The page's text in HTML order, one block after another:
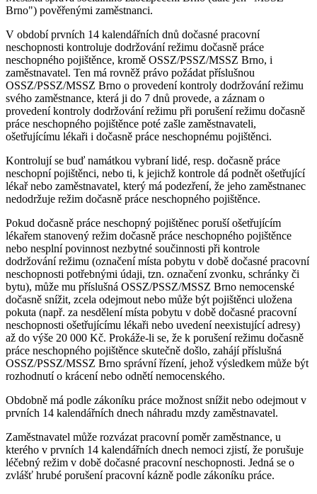
Brno") pověřenými zaměstnanci.
V období prvních 14 kalendářních dnů dočasné pracovní
neschopnosti kontroluje dodržování režimu dočasně práce
neschopného pojištěnce, kromě OSSZ/PSSZ/MSSZ Brno, i
zaměstnavatel. Ten má rovněž právo požádat příslušnou
OSSZ/PSSZ/MSSZ Brno o provedení kontroly dodržování režimu
svého zaměstnance, která ji do 7 dnů provede, a záznam o
provedení kontroly dodržování režimu při porušení režimu dočasně
práce neschopného pojištěnce poté zašle zaměstnavateli,
ošetřujícímu lékaři i dočasně práce neschopnému pojištěnci.
Kontrolují se buď namátkou vybraní lidé, resp. dočasně práce
neschopní pojištěnci, nebo ti, k jejichž kontrole dá podnět ošetřující
lékař nebo zaměstnavatel, který má podezření, že jeho zaměstnanec
nedodržuje režim dočasně práce neschopného pojištěnce.
Pokud dočasně práce neschopný pojištěnec poruší ošetřujícím
lékařem stanovený režim dočasně práce neschopného pojištěnce
nebo nesplní povinnost nezbytné součinnosti při kontrole
dodržování režimu (označení místa pobytu v době dočasné pracovní
neschopnosti potřebnými údaji, tzn. označení zvonku, schránky či
bytu), může mu příslušná OSSZ/PSSZ/MSSZ Brno nemocenské
dočasně snížit, zcela odejmout nebo může být pojištěnci uložena
pokuta (např. za nesdělení místa pobytu v době dočasné pracovní
neschopnosti ošetřujícímu lékaři nebo uvedení neexistující adresy)
až do výše 20 000 Kč. Prokáže-li se, že k porušení režimu dočasně
práce neschopného pojištěnce skutečně došlo, zahájí příslušná
OSSZ/PSSZ/MSSZ Brno správní řízení, jehož výsledkem může být
rozhodnutí o krácení nebo odnětí nemocenského.
Obdobně má podle zákoníku práce možnost snížit nebo odejmout v
prvních 14 kalendářních dnech náhradu mzdy zaměstnavatel.
Zaměstnavatel může rozvázat pracovní poměr zaměstnance, u
kterého v prvních 14 kalendářních dnech nemoci zjistí, že porušuje
léčebný režim v době dočasné pracovní neschopnosti. Jedná se o
zvlášť hrubé porušení pracovní kázně podle zákoníku práce.